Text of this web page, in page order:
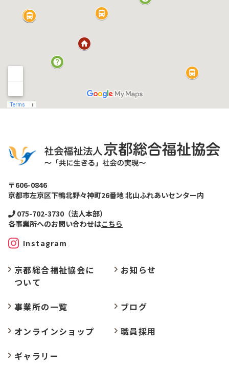
〒606-0846
京都市左京区下鴨北野々神町26番地 北山ふれあいセンター内
075-702-3730（法人本部）
各事業所へのお問い合わせはこちら
Instagram
京都総合福祉協会に
ついて
お知らせ
事業所の一覧
ブログ
オンラインショップ
職員採用
ギャラリー